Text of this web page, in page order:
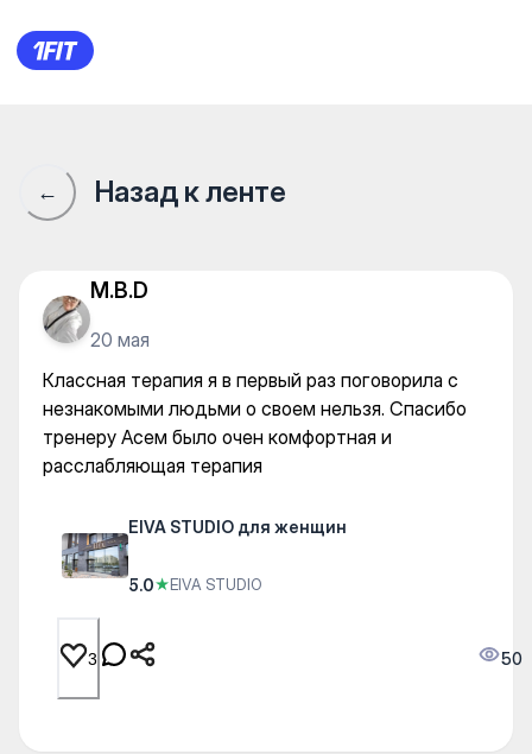
EIVA STUDIO для женщин —
← Назад к ленте
M.B.D
20 мая
Классная терапия я в первый раз поговорила с
незнакомыми людьми о своем нельзя. Спасибо
тренеру Асем было очен комфортная и
расслабляющая терапия
EIVA STUDIO для женщин
5.0★EIVA STUDIO
3 50